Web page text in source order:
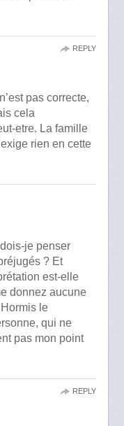
pas correcte,
cela
etre. La famille
rien en cette
REPLY
je penser
? Et
est-elle
donnez aucune
le
qui ne
pas mon point
REPLY